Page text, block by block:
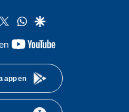
twitterwhatsapp
google
youtube-
app en